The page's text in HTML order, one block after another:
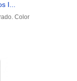
I...
Color